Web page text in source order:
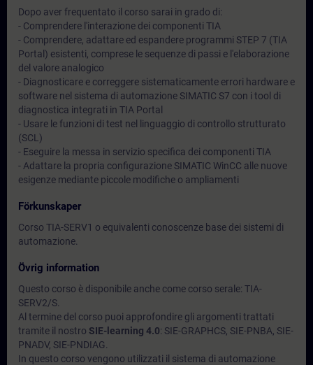
Dopo aver frequentato il corso sarai in grado di:
- Comprendere l'interazione dei componenti TIA
- Comprendere, adattare ed espandere programmi STEP 7 (TIA
Portal) esistenti, comprese le sequenze di passi e l'elaborazione
del valore analogico
- Diagnosticare e correggere sistematicamente errori hardware e
software nel sistema di automazione SIMATIC S7 con i tool di
diagnostica integrati in TIA Portal
- Usare le funzioni di test nel linguaggio di controllo strutturato
(SCL)
- Eseguire la messa in servizio specifica dei componenti TIA
- Adattare la propria configurazione SIMATIC WinCC alle nuove
esigenze mediante piccole modifiche o ampliamenti
Förkunskaper
Corso TIA-SERV1 o equivalenti conoscenze base dei sistemi di
automazione.
Övrig information
Questo corso è disponibile anche come corso serale: TIA-
SERV2/S.
Al termine del corso puoi approfondire gli argomenti trattati
tramite il nostro SIE-learning 4.0: SIE-GRAPHCS, SIE-PNBA, SIE-
PNADV, SIE-PNDIAG.
In questo corso vengono utilizzati il sistema di automazione